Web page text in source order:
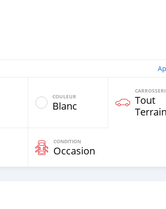
COULEUR
Blanc
Tout
CONDITION
Occasion